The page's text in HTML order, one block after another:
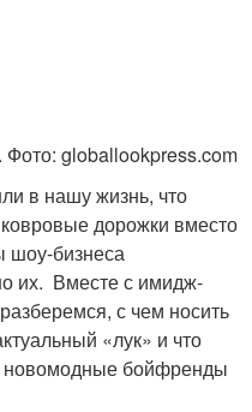
globallookpress.com
в нашу жизнь, что
дорожки вместо
шоу-бизнеса
их. Вместе с имидж-
с чем носить
«лук» и что
новомодные бойфренды